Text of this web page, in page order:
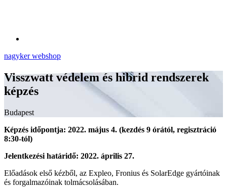
nagyker webshop
Visszwatt védelem és hibrid rendszerek
képzés
Budapest
Képzés időpontja: 2022. május 4. (kezdés 9 órától, regisztráció
8:30-tól)
Jelentkezési határidő: 2022. április 27.
Előadások első kézből, az Expleo, Fronius és SolarEdge gyártóinak
és forgalmazóinak tolmácsolásában.